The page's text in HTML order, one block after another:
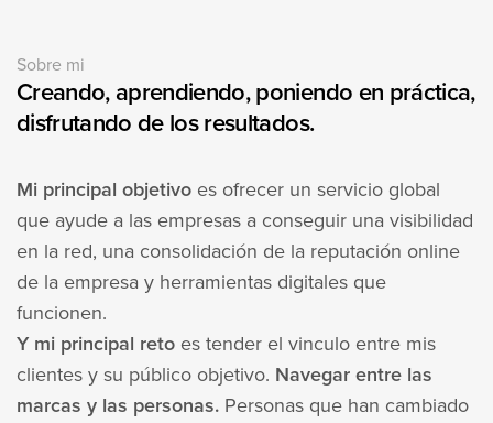
Sobre mi
Creando, aprendiendo, poniendo en práctica,
disfrutando de los resultados.
Mi principal objetivo es ofrecer un servicio global
que ayude a las empresas a conseguir una visibilidad
en la red, una consolidación de la reputación online
de la empresa y herramientas digitales que
funcionen.
Y mi principal reto es tender el vinculo entre mis
clientes y su público objetivo. Navegar entre las
marcas y las personas. Personas que han cambiado